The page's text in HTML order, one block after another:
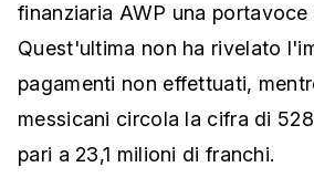
finanziaria AWP una portavoce
Quest'ultima non ha rivelato
pagamenti non effettuati,
messicani circola la cifra di
pari a 23,1 milioni di franchi.